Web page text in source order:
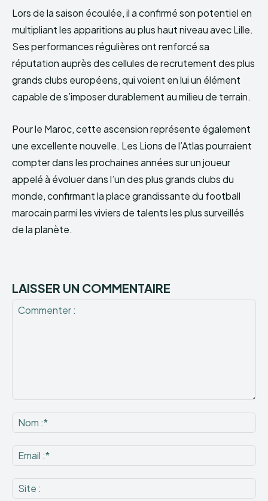
Lors de la saison écoulée, il a confirmé son potentiel en
multipliant les apparitions au plus haut niveau avec Lille.
Ses performances régulières ont renforcé sa
réputation auprès des cellules de recrutement des plus
grands clubs européens, qui voient en lui un élément
capable de s’imposer durablement au milieu de terrain.
Pour le Maroc, cette ascension représente également
une excellente nouvelle. Les Lions de l’Atlas pourraient
compter dans les prochaines années sur un joueur
appelé à évoluer dans l’un des plus grands clubs du
monde, confirmant la place grandissante du football
marocain parmi les viviers de talents les plus surveillés
de la planète.
LAISSER UN COMMENTAIRE
:*
:*
: